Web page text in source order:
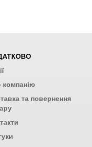
компанію
та повернення